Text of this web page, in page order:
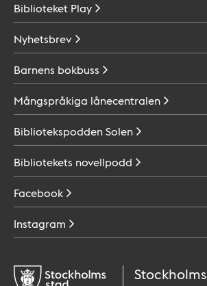
Biblioteket Play
Nyhetsbrev
Barnens bokbuss
Mångspråkiga lånecentralen
BibliotekspoddenSolen
Bibliotekets novellpodd
Facebook
Instagram
Stockholms